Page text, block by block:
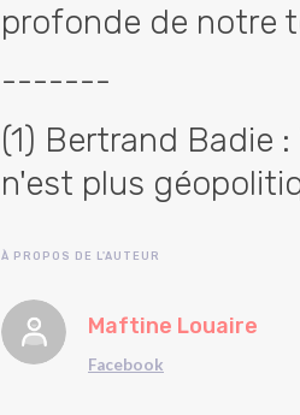
profonde de notre
-------
(1) Bertrand Badie
n'est plus
À PROPOS DE L'AUTEUR
Maftine Louaire
Facebook